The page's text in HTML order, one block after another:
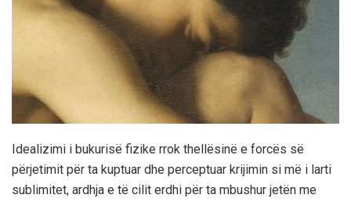
Idealizimi i bukurisë fizike rrok thellësinë e forcës së
përjetimit për ta kuptuar dhe perceptuar krijimin si më i larti
sublimitet, ardhja e të cilit erdhi për ta mbushur jetën me